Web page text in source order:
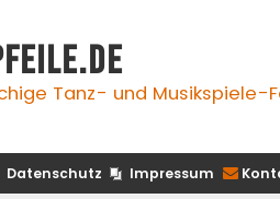
Tanz- und Musikspiele-
Datenschutz Impressum